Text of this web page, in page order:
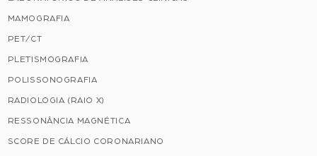
MAMOGRAFIA
PET/CT
PLETISMOGRAFIA
POLISSONOGRAFIA
RADIOLOGIA (RAIO X)
RESSONÂNCIA MAGNÉTICA
SCORE DE CÁLCIO CORONARIANO